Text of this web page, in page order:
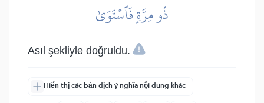
ذُو مِرَّةٖ فَٱسۡتَوَىٰ
Asıl şekliyle doğruldu.
Hiển thị các bản dịch ý nghĩa nội dung khác